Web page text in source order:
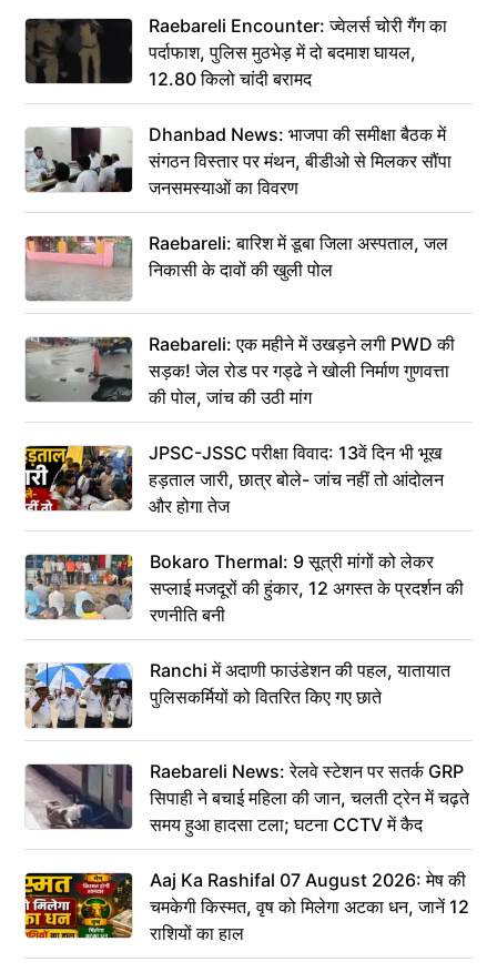
Raebareli Encounter: ज्वेलर्स चोरी गैंग का
पर्दाफाश, पुलिस मुठभेड़ में दो बदमाश घायल,
12.80 किलो चांदी बरामद
Dhanbad News: भाजपा की समीक्षा बैठक में
संगठन विस्तार पर मंथन, बीडीओ से मिलकर सौंपा
जनसमस्याओं का विवरण
Raebareli: बारिश में डूबा जिला अस्पताल, जल
निकासी के दावों की खुली पोल
Raebareli: एक महीने में उखड़ने लगी PWD की
सड़क! जेल रोड पर गड्ढे ने खोली निर्माण गुणवत्ता
की पोल, जांच की उठी मांग
JPSC-JSSC परीक्षा विवाद: 13वें दिन भी भूख
हड़ताल जारी, छात्र बोले- जांच नहीं तो आंदोलन
और होगा तेज
Bokaro Thermal: 9 सूत्री मांगों को लेकर
सप्लाई मजदूरों की हुंकार, 12 अगस्त के प्रदर्शन की
रणनीति बनी
Ranchi में अदाणी फाउंडेशन की पहल, यातायात
पुलिसकर्मियों को वितरित किए गए छाते
Raebareli News: रेलवे स्टेशन पर सतर्क GRP
सिपाही ने बचाई महिला की जान, चलती ट्रेन में चढ़ते
समय हुआ हादसा टला; घटना CCTV में कैद
Aaj Ka Rashifal 07 August 2026: मेष की
चमकेगी किस्मत, वृष को मिलेगा अटका धन, जानें 12
राशियों का हाल